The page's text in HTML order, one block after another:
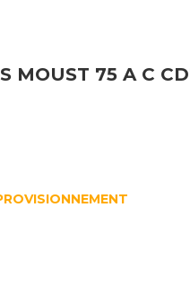
MOUST 75 A C